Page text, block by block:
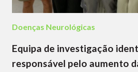
Doenças Neurológicas
Equipa de investigação
responsável pelo aumento